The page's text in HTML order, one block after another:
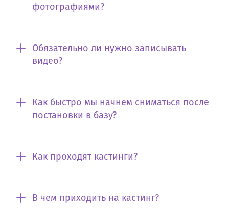
фотографиями?
Обязательно ли нужно записывать
видео?
Как быстро мы начнем сниматься после
постановки в базу?
Как проходят кастинги?
В чем приходить на кастинг?